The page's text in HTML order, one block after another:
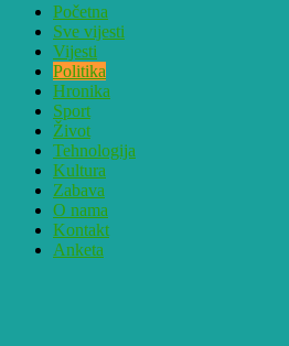
Početna
Sve vijesti
Vijesti
Politika
Hronika
Sport
Život
Tehnologija
Kultura
Zabava
O nama
Kontakt
Anketa